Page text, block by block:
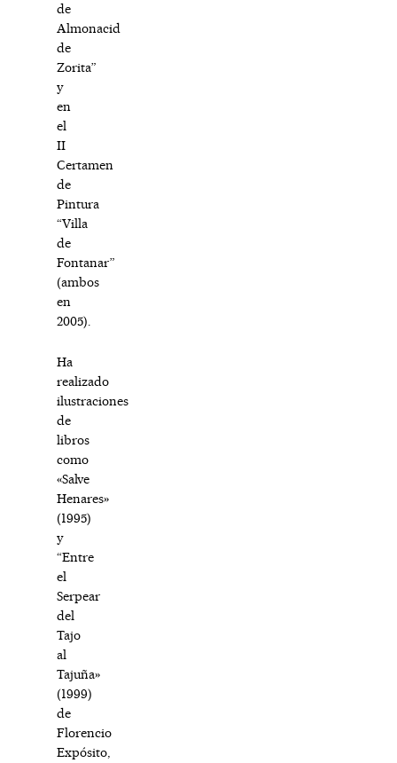
de
Almonacid
de
Zorita”
y
en
el
II
Certamen
de
Pintura
“Villa
de
Fontanar”
(ambos
en
2005).
Ha
realizado
ilustraciones
de
libros
como
«Salve
Henares»
(1995)
y
“Entre
el
Serpear
del
Tajo
al
Tajuña»
(1999)
de
Florencio
Expósito,